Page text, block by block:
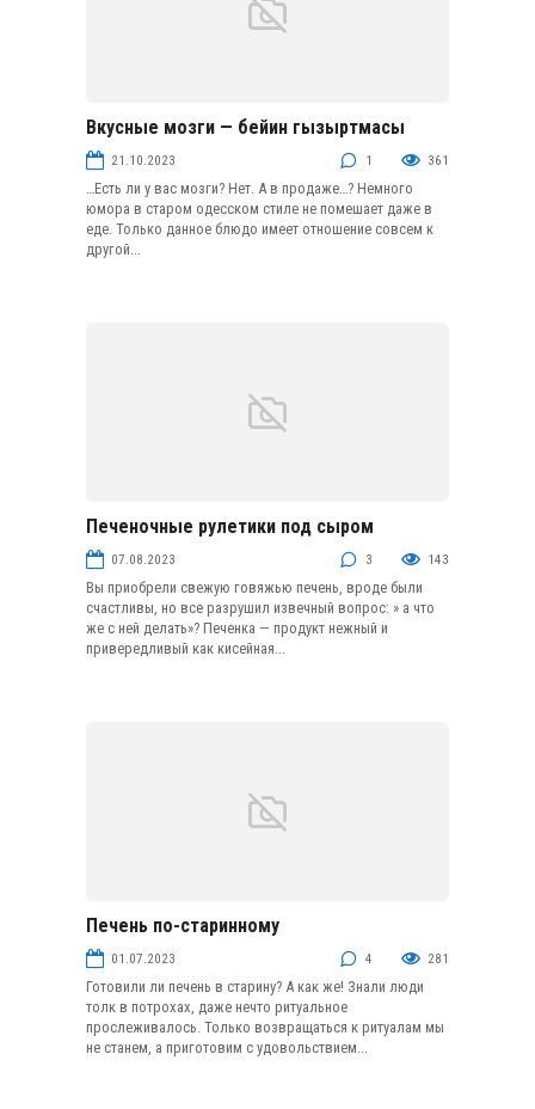
Блюда из субпродуктов и колбасных изделий
Вкусные мозги — бейин гызыртмасы
21.10.2023 1 361
…Есть ли у вас мозги? Нет. А в продаже…? Немного
юмора в старом одесском стиле не помешает даже в
еде. Только данное блюдо имеет отношение совсем к
другой...
Рулеты и рулетики
Печеночные рулетики под сыром
07.08.2023 3 143
Вы приобрели свежую говяжью печень, вроде были
счастливы, но все разрушил извечный вопрос: » а что
же с ней делать»? Печенка — продукт нежный и
привередливый как кисейная...
Печень по-старинному
01.07.2023 4 281
Готовили ли печень в старину? А как же! Знали люди
толк в потрохах, даже нечто ритуальное
прослеживалось. Только возвращаться к ритуалам мы
не станем, а приготовим с удовольствием...